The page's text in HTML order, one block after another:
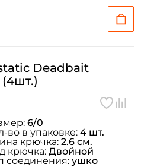
Deadbait
6/0
во в упаковке: 4 шт.
крючка: 2.6 см.
крючка: Двойной
соединения: ушко